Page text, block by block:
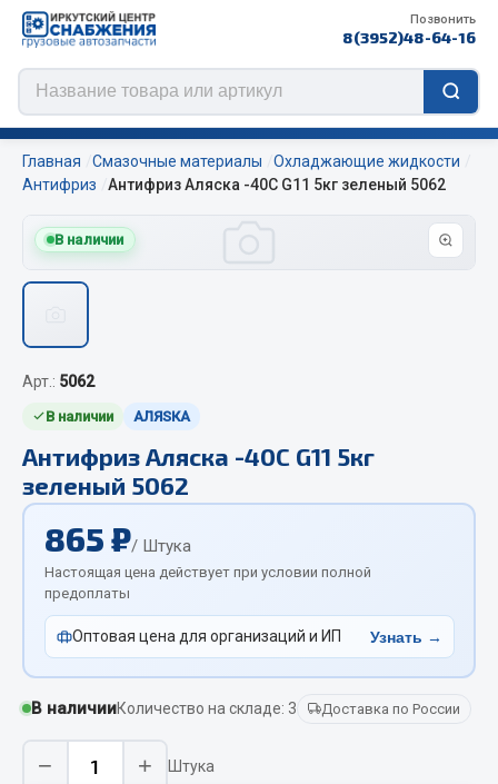
Позвонить
8(3952)48-64-16
Цепи противоскольжения
QITONG
Отопители салона, подогреватели
Автономные воздушные отопители
Жидкостные подогреватели
Отопители салона
Подогреватели тосола
Весь раздел
Автотовары
Главная Смазочные материалы
Охладжающие жидкости
Антифриз
Антифриз Аляска -40С G11 5кг зеленый 5062
В наличии
Арт.: 5062
В наличии АЛЯSКА
Антифриз Аляска -40С G11 5кг
зеленый 5062
865 ₽/ Штука
Настоящая цена действует при условии полной
предоплаты
Оптовая цена для организаций и ИП Узнать →
В наличииКоличество на складе: 3 Доставка по России
− + Штука